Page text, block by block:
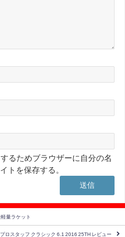
るためブラウザーに自分の名
トを保存する。
量ラケット
プロスタッフ クラシック 6.1 2016 25TH レビュー